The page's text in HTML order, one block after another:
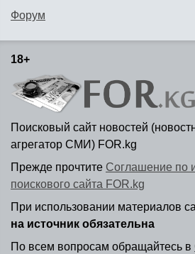
Форум
18+
Поисковый сайт новостей
агрегатор СМИ) FOR.kg
Прежде прочтите Соглашение по
поискового сайта FOR.kg
При использовании материалов
на источник обязательна
По всем вопросам обращайтесь в